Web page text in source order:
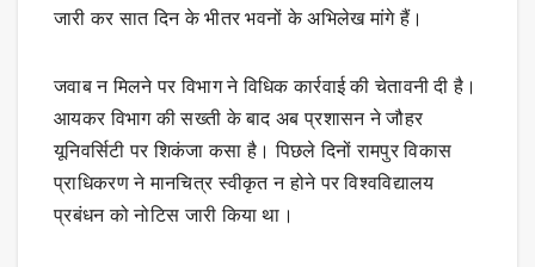
जारी कर सात दिन के भीतर भवनों के अभिलेख मांगे हैं।
जवाब न मिलने पर विभाग ने विधिक कार्रवाई की चेतावनी दी है।
आयकर विभाग की सख्ती के बाद अब प्रशासन ने जौहर
यूनिवर्सिटी पर शिकंजा कसा है। पिछले दिनों रामपुर विकास
प्राधिकरण ने मानचित्र स्वीकृत न होने पर विश्वविद्यालय
प्रबंधन को नोटिस जारी किया था।